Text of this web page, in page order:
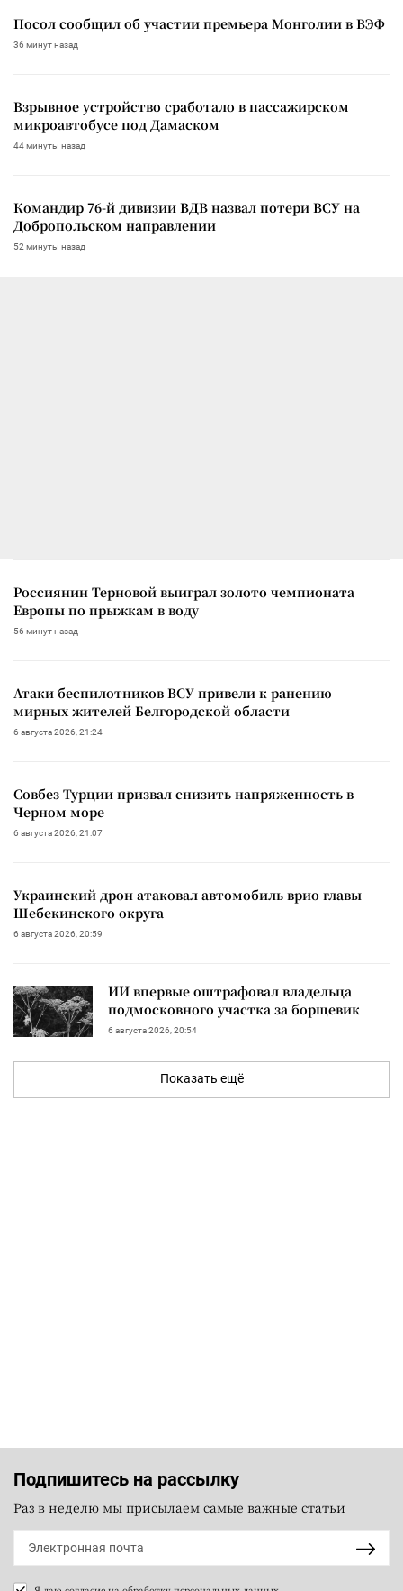
Посол сообщил об участии премьера Монголии в ВЭФ
36 минут назад
Взрывное устройство сработало в пассажирском
микроавтобусе под Дамаском
44 минуты назад
Командир 76-й дивизии ВДВ назвал потери ВСУ на
Добропольском направлении
52 минуты назад
Россиянин Терновой выиграл золото чемпионата
Европы по прыжкам в воду
56 минут назад
Атаки беспилотников ВСУ привели к ранению
мирных жителей Белгородской области
6 августа 2026, 21:24
Совбез Турции призвал снизить напряженность в
Черном море
6 августа 2026, 21:07
Украинский дрон атаковал автомобиль врио главы
Шебекинского округа
6 августа 2026, 20:59
ИИ впервые оштрафовал владельца
подмосковного участка за борщевик
6 августа 2026, 20:54
Показать ещё
Подпишитесь на рассылку
Раз в неделю мы присылаем самые важные статьи